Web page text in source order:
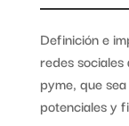
Definición e
redes sociales
pyme, que
potenciales y